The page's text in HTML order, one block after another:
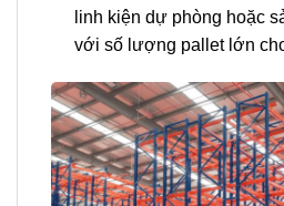
linh kiện dự phòng hoặc
với số lượng pallet lớn